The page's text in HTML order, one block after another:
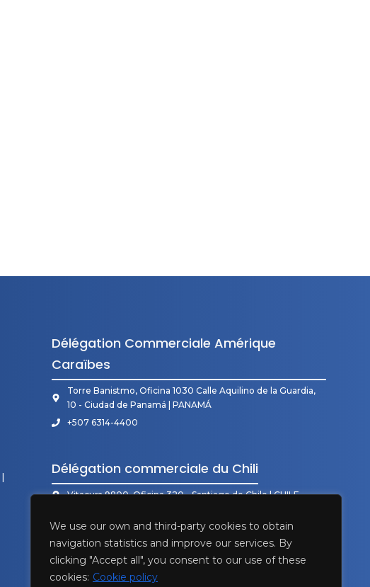
We use our own and third-party cookies to obtain
navigation statistics and improve our services. By
clicking "Accept all", you consent to our use of these
cookies: Cookie policy
Délégation Commerciale Amérique
Caraïbes
Torre Banistmo, Oficina 1030 Calle Aquilino de la Guardia,
10 - Ciudad de Panamá | PANAMÁ
+507 6314-4400
Délégation commerciale du Chili
Vitacura 9800, Oficina 320 - Santiago de Chile | CHILE